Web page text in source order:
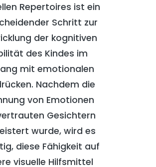
Repertoires ist ein
Schritt zur
der kognitiven
des Kindes im
mit emotionalen
Nachdem die
von Emotionen
Gesichtern
wurde, wird es
diese Fähigkeit auf
visuelle Hilfsmittel